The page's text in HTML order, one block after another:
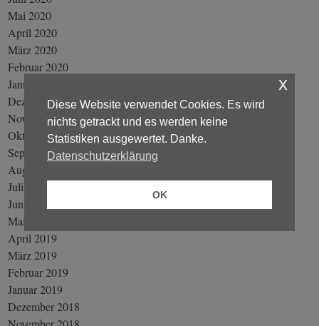
Mai 2020
April 2020
März 2020
Februar 2020
Januar 2020
Dezember 2019
November 2019
Oktober 2019
September 2019
August 2019
Juli 2019
Juni 2019
Mai 2019
April 2019
März 2019
Februar 2019
Januar 2019
Dezember 2018
Diese Website verwendet Cookies. Es wird
nichts getrackt und es werden keine
Statistiken ausgewertet. Danke.
Datenschutzerklärung
OK
x